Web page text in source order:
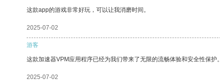
这款app的游戏非常好玩，可以让我消磨时间。
2025-07-02
游客
这款加速器VPM应用程序已经为我们带来了无限的流畅体验和安全性保护。
2025-07-02